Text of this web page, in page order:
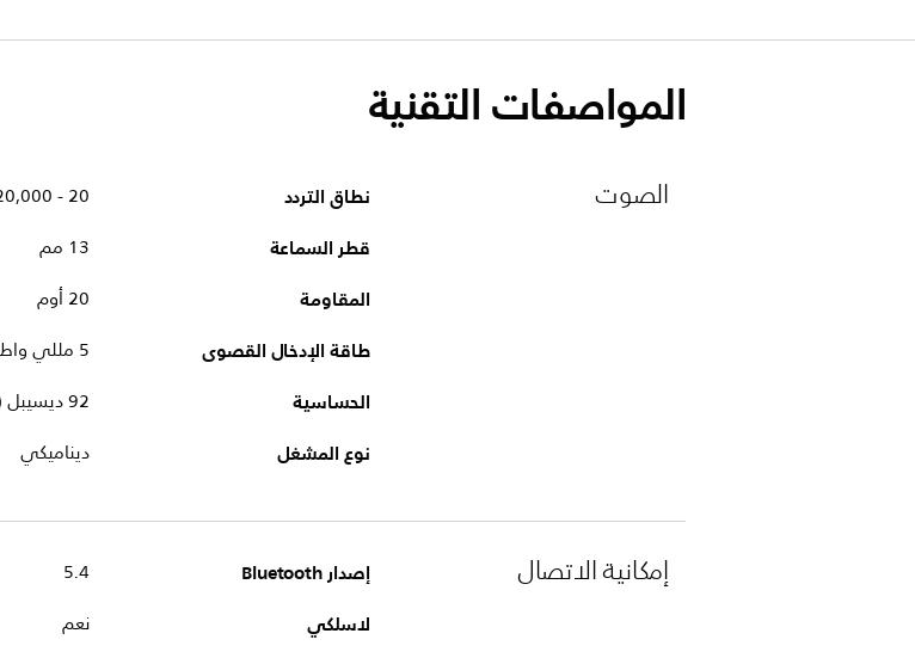
المواصفات التقنية
الصوت نطاق التردد 20 - 20,000 هرتز
قطر السماعة 13 مم
المقاومة 20 أوم
طاقة الإدخال القصوى 5 مللي واط
الحساسية 92 ديسيبل (1 كيلوهرتز)
نوع المشغل ديناميكي
إمكانية الاتصال إصدار Bluetooth 5.4
لاسلكي نعم